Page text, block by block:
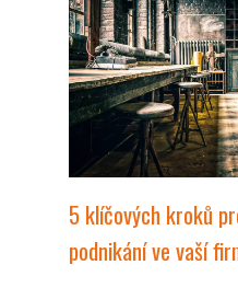
5 klíčových kroků
podnikání ve vaší